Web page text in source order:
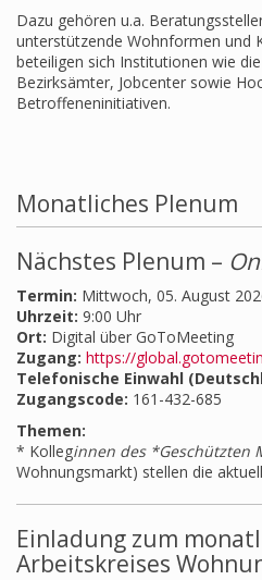
Dazu gehören u.a.
unterstützende Wohnformen und
beteiligen sich Institutionen wie
Bezirksämter, Jobcenter sowie
Betroffeneninitiativen.
Monatliches Plenum
Nächstes Plenum –
Termin: Mittwoch, 05. August
Uhrzeit: 9:00 Uhr
Ort: Digital über GoToMeeting
Zugang: https://
Telefonische Einwahl
Zugangscode: 161-432-685
Themen:
* Kolleginnen des *Geschützten
Wohnungsmarkt) stellen die
Einladung zum
Arbeitskreises